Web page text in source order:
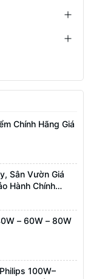
Chính Hãng Giá
Sân Vườn Giá
Hành Chính
– 60W – 80W
100W–